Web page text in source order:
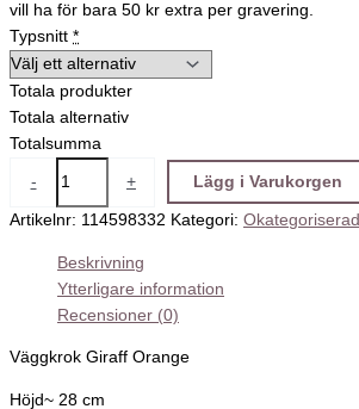
vill ha för bara 50 kr extra per gravering.
Typsnitt *
Totala produkter
Totala alternativ
Totalsumma
- + Lägg i Varukorgen
Artikelnr: 114598332 Kategori: Okategoriserad
Beskrivning
Ytterligare information
Recensioner (0)
Väggkrok Giraff Orange
Höjd~ 28 cm